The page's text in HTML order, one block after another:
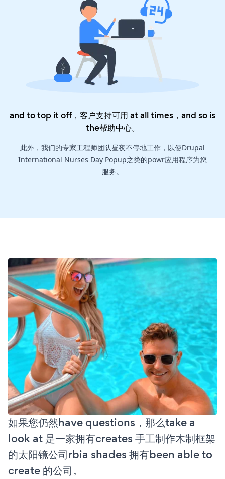
and to top it off，客户支持可用 at all times，and so is
the帮助中心。
此外，我们的专家工程师团队昼夜不停地工作，以使Drupal
International Nurses Day Popup之类的powr应用程序为您
服务。
如果您仍然have questions，那么take a
look at 是一家拥有creates 手工制作木制框架
的太阳镜公司rbia shades 拥有been able to
create 的公司。